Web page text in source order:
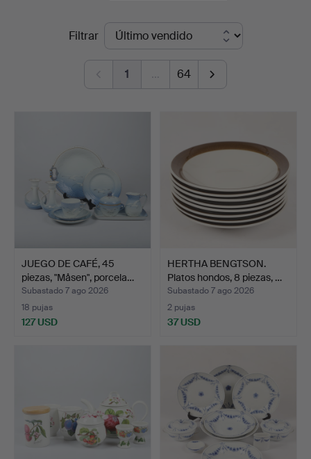
Filtrar
1 … 64
JUEGO DE CAFÉ, 45
piezas, "Måsen", porcela…
Subastado 7 ago 2026
18 pujas
127 USD
HERTHA BENGTSON.
Platos hondos, 8 piezas, …
Subastado 7 ago 2026
2 pujas
37 USD